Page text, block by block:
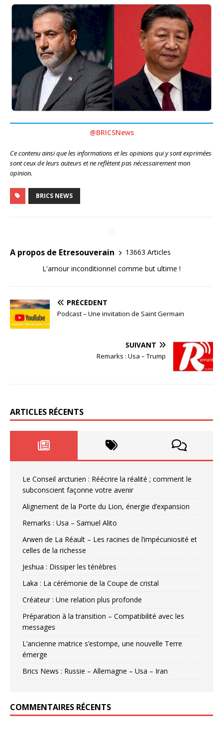
@BRICSNews
Ce contenu ainsi que les informations et les opinions qui y sont exprimées
sont ceux de leurs auteurs et ne reflètent pas nécessairement mon
opinion.
BRICS NEWS
A propos de Etresouverain
13663 Articles
L'amour inconditionnel comme but ultime !
PRÉCÉDENT
Podcast – Une invitation de Saint Germain
SUIVANT
Remarks : Usa – Trump
ARTICLES RÉCENTS
Le Conseil arcturien : Réécrire la réalité ; comment le
subconscient façonne votre avenir
Alignement de la Porte du Lion, énergie d’expansion
Remarks : Usa – Samuel Alito
Arwen de La Réault – Les racines de l’impécuniosité et
celles de la richesse
Jeshua : Dissiper les ténèbres
Laka : La cérémonie de la Coupe de cristal
Créateur : Une relation plus profonde
Préparation à la transition – Compatibilité avec les
messages
L’ancienne matrice s’estompe, une nouvelle Terre
émerge
Brics News : Russie – Allemagne – Usa – Iran
COMMENTAIRES RÉCENTS